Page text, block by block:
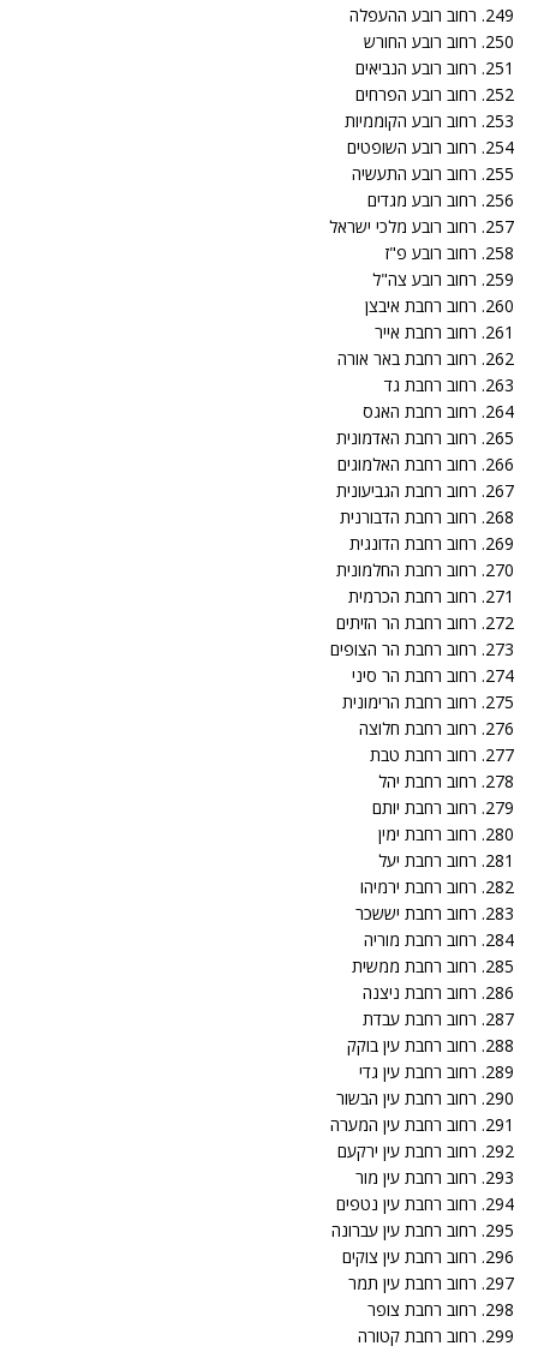
249. רחוב רובע ההעפלה
250. רחוב רובע החורש
251. רחוב רובע הנביאים
252. רחוב רובע הפרחים
253. רחוב רובע הקוממיות
254. רחוב רובע השופטים
255. רחוב רובע התעשיה
256. רחוב רובע מגדים
257. רחוב רובע מלכי ישראל
258. רחוב רובע פ"ז
259. רחוב רובע צה"ל
260. רחוב רחבת איבצן
261. רחוב רחבת אייר
262. רחוב רחבת באר אורה
263. רחוב רחבת גד
264. רחוב רחבת האגס
265. רחוב רחבת האדמונית
266. רחוב רחבת האלמוגים
267. רחוב רחבת הגביעונית
268. רחוב רחבת הדבורנית
269. רחוב רחבת הדונגית
270. רחוב רחבת החלמונית
271. רחוב רחבת הכרמית
272. רחוב רחבת הר הזיתים
273. רחוב רחבת הר הצופים
274. רחוב רחבת הר סיני
275. רחוב רחבת הרימונית
276. רחוב רחבת חלוצה
277. רחוב רחבת טבת
278. רחוב רחבת יהל
279. רחוב רחבת יותם
280. רחוב רחבת ימין
281. רחוב רחבת יעל
282. רחוב רחבת ירמיהו
283. רחוב רחבת יששכר
284. רחוב רחבת מוריה
285. רחוב רחבת ממשית
286. רחוב רחבת ניצנה
287. רחוב רחבת עבדת
288. רחוב רחבת עין בוקק
289. רחוב רחבת עין גדי
290. רחוב רחבת עין הבשור
291. רחוב רחבת עין המערה
292. רחוב רחבת עין ירקעם
293. רחוב רחבת עין מור
294. רחוב רחבת עין נטפים
295. רחוב רחבת עין עברונה
296. רחוב רחבת עין צוקים
297. רחוב רחבת עין תמר
298. רחוב רחבת צופר
299. רחוב רחבת קטורה